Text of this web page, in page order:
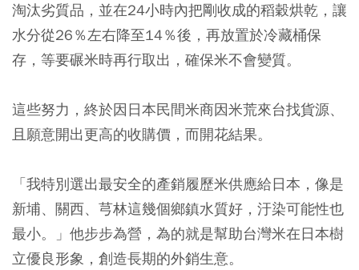
淘汰劣質品，並在24小時內把剛收成的稻穀烘乾，讓
水分從26％左右降至14％後，再放置於冷藏桶保
存，等要碾米時再行取出，確保米不會變質。
這些努力，終於因日本民間米商因米荒來台找貨源、
且願意開出更高的收購價，而開花結果。
「我特別選出最安全的產銷履歷米供應給日本，像是
新埔、關西、芎林這幾個鄉鎮水質好，汙染可能性也
最小。」他步步為營，為的就是幫助台灣米在日本樹
立優良形象，創造長期的外銷生意。